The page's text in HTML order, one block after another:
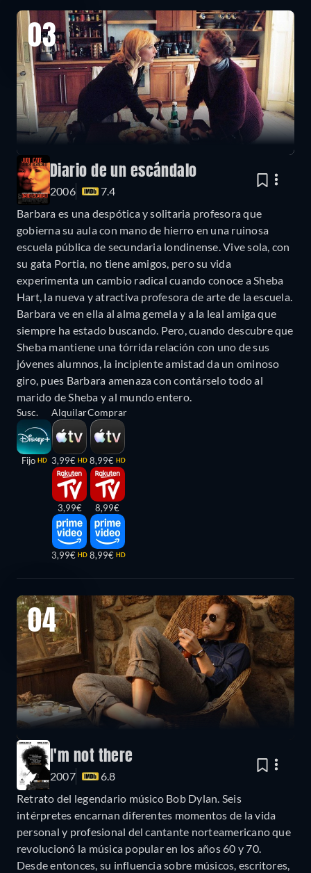
03
Diario de un escándalo
2006
7.4
Barbara es una despótica y solitaria profesora que
gobierna su aula con mano de hierro en una ruinosa
escuela pública de secundaria londinense. Vive sola, con
su gata Portia, no tiene amigos, pero su vida
experimenta un cambio radical cuando conoce a Sheba
Hart, la nueva y atractiva profesora de arte de la escuela.
Barbara ve en ella al alma gemela y a la leal amiga que
siempre ha estado buscando. Pero, cuando descubre que
Sheba mantiene una tórrida relación con uno de sus
jóvenes alumnos, la incipiente amistad da un ominoso
giro, pues Barbara amenaza con contárselo todo al
marido de Sheba y al mundo entero.
Susc.
Fijo HD
Alquilar
3,99€ HD
3,99€
3,99€ HD
Comprar
8,99€ HD
8,99€
8,99€ HD
04
I'm not there
2007
6.8
Retrato del legendario músico Bob Dylan. Seis
intérpretes encarnan diferentes momentos de la vida
personal y profesional del cantante norteamericano que
revolucionó la música popular en los años 60 y 70.
Desde entonces, su influencia sobre músicos, escritores,